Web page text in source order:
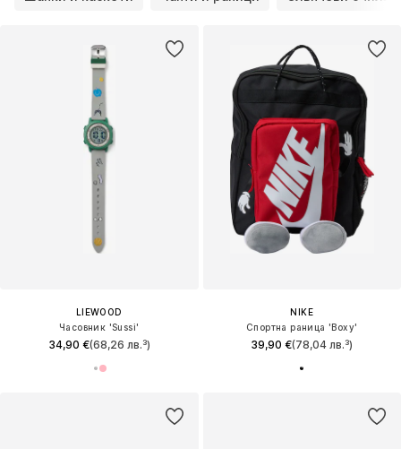
LIEWOOD
Часовник 'Sussi'
34,90 €(68,26 лв.³)
NIKE
Спортна раница 'Boxy'
39,90 €(78,04 лв.³)